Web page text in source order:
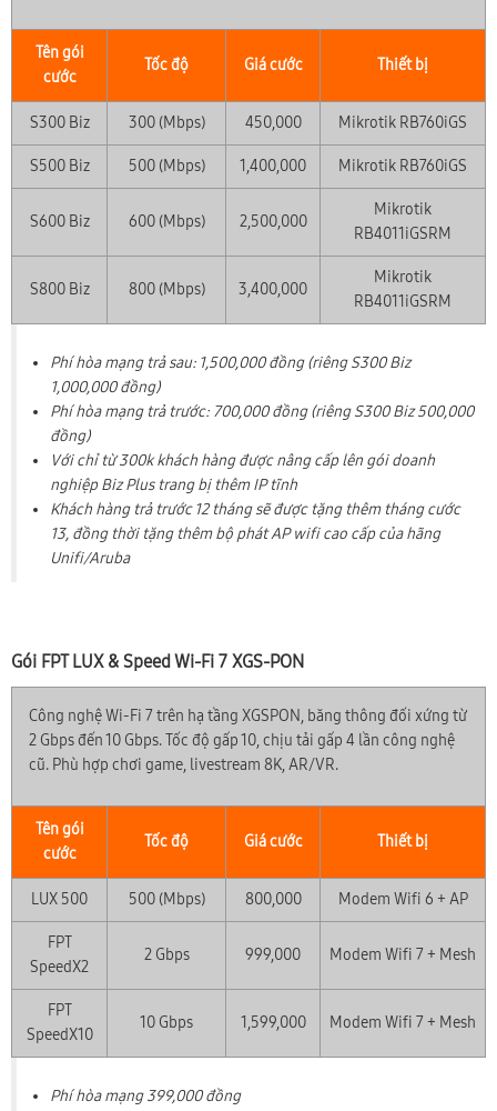
Tên gói
cước
Tốc độ Giá cước Thiết bị
S300 Biz 300 (Mbps) 450,000 Mikrotik RB760iGS
S500 Biz 500 (Mbps) 1,400,000 Mikrotik RB760iGS
S600 Biz 600 (Mbps) 2,500,000
Mikrotik
RB4011iGSRM
S800 Biz 800 (Mbps) 3,400,000
Mikrotik
RB4011iGSRM
Phí hòa mạng trả sau: 1,500,000 đồng (riêng S300 Biz
1,000,000 đồng)
Phí hòa mạng trả trước: 700,000 đồng (riêng S300 Biz 500,000
đồng)
Với chỉ từ 300k khách hàng được nâng cấp lên gói doanh
nghiệp Biz Plus trang bị thêm IP tĩnh
Khách hàng trả trước 12 tháng sẽ được tặng thêm tháng cước
13, đồng thời tặng thêm bộ phát AP wifi cao cấp của hãng
Unifi/Aruba
Gói FPT LUX & Speed Wi-Fi 7 XGS-PON
Công nghệ Wi-Fi 7 trên hạ tầng XGSPON, băng thông đối xứng từ
2 Gbps đến 10 Gbps. Tốc độ gấp 10, chịu tải gấp 4 lần công nghệ
cũ. Phù hợp chơi game, livestream 8K, AR/VR.
Tên gói
cước
Tốc độ Giá cước Thiết bị
LUX 500 500 (Mbps) 800,000 Modem Wifi 6 + AP
FPT
SpeedX2
2 Gbps 999,000 Modem Wifi 7 + Mesh
FPT
SpeedX10
10 Gbps 1,599,000 Modem Wifi 7 + Mesh
Phí hòa mạng 399,000 đồng